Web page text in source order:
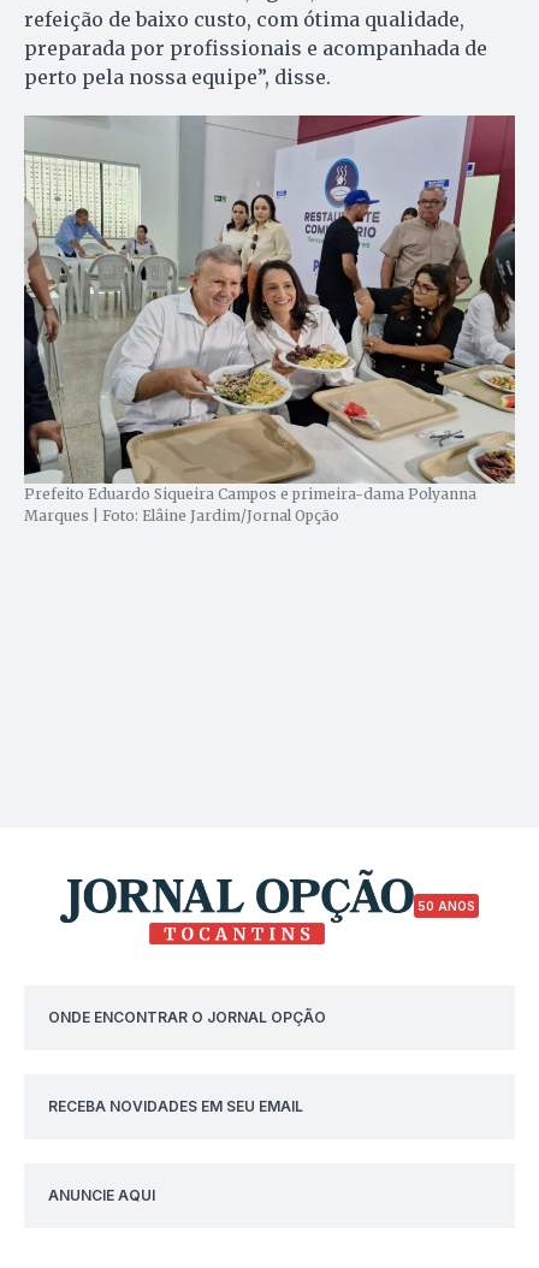
refeição de baixo custo, com ótima qualidade,
preparada por profissionais e acompanhada de
perto pela nossa equipe”, disse.
Prefeito Eduardo Siqueira Campos e primeira-dama Polyanna
Marques | Foto: Elâine Jardim/Jornal Opção
50 ANOS
ONDE ENCONTRAR O JORNAL OPÇÃO
RECEBA NOVIDADES EM SEU EMAIL
ANUNCIE AQUI